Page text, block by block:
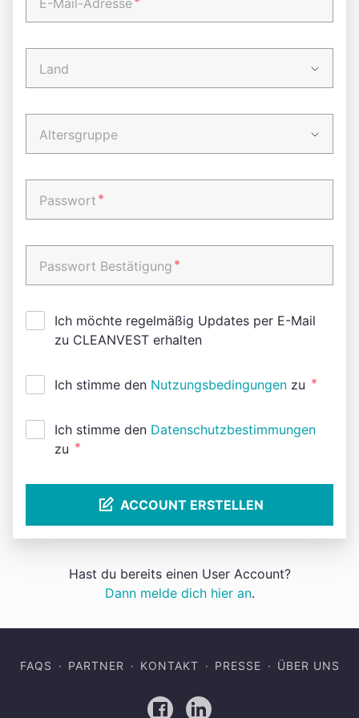
E-Mail-Adresse
Land
Altersgruppe
Passwort *
Passwort Bestätigung *
Ich möchte regelmäßig Updates per E-Mail
zu CLEANVEST erhalten
Ich stimme den Nutzungsbedingungen zu *
Ich stimme den Datenschutzbestimmungen
zu *
ACCOUNT ERSTELLEN
Hast du bereits einen User Account?
Dann melde dich hier an.
FAQS PARTNER KONTAKT PRESSE ÜBER UNS